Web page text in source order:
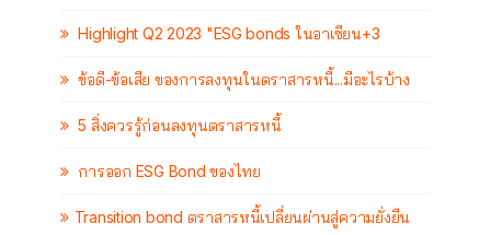
Highlight Q2 2023 "ESG bonds ในอาเซียน+3
ข้อดี-ข้อเสีย ของการลงทุนในตราสารหนี้...มีอะไรบ้าง
5 สิ่งควรรู้ก่อนลงทุนตราสารหนี้
การออก ESG Bond ของไทย
Transition bond ตราสารหนี้เปลี่ยนผ่านสู่ความยั่งยืน